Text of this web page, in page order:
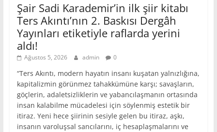
Şair Sadi Karademir’in ilk şiir kitabı
Ters Akıntı’nın 2. Baskısı Dergâh
Yayınları etiketiyle raflarda yerini
aldı!
Ağustos 5, 2026 admin 0
“Ters Akıntı, modern hayatın insanı kuşatan yalnızlığına,
kapitalizmin görünmez tahakkümüne karşı; savaşların,
göçlerin, adaletsizliklerin ve yabancılaşmanın ortasında
insan kalabilme mücadelesi için söylenmiş estetik bir
itiraz. Yeni hece şiirinin sesiyle gelen bu itiraz, aşkı,
insanın varoluşsal sancılarını, iç hesaplaşmalarını ve